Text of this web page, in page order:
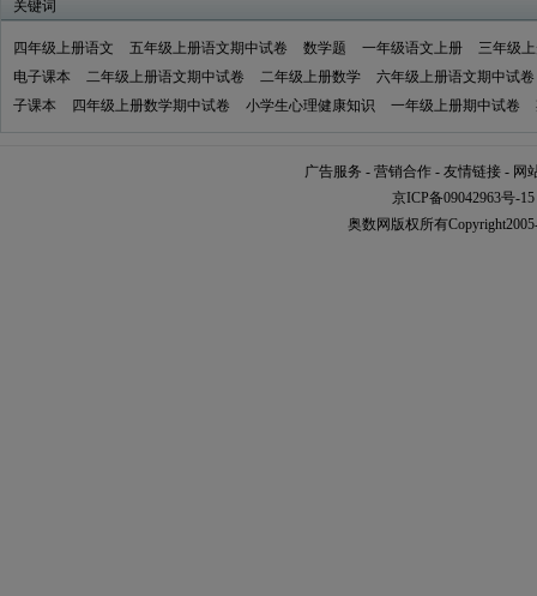
关键词
四年级上册语文 五年级上册语文期中试卷 数学题 一年级语文上册
三年级
电子课本
二年级上册语文期中试卷 二年级上册数学
六年级上册语文期中试卷
子课本
四年级上册数学期中试卷 小学生心理健康知识 一年级上册期中试卷
广告服务 - 营销合作 - 友情链接 - 网
京ICP备09042963号-15
奥数网版权所有